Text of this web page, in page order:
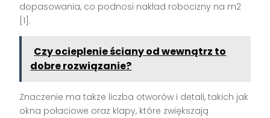
dopasowania, co podnosi nakład robocizny na m2
[1].
Czy ocieplenie ściany od wewnątrz to
dobre rozwiązanie?
Znaczenie ma także liczba otworów i detali, takich jak
okna połaciowe oraz klapy, które zwiększają